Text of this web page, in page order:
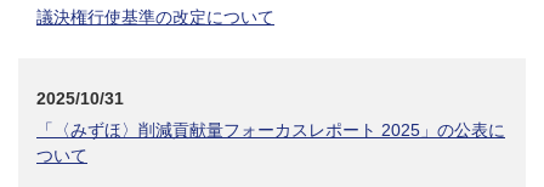
議決権行使基準の改定について
2025/10/31
「〈みずほ〉削減貢献量フォーカスレポート 2025」の公表に
ついて